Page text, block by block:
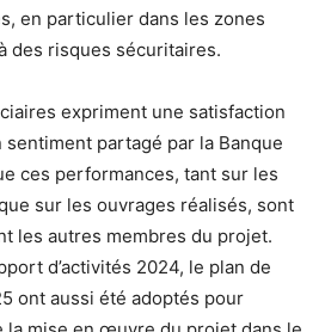
en particulier dans les zones
des risques sécuritaires.
expriment une satisfaction
partagé par la Banque
ces performances, tant sur les
sur les ouvrages réalisés, sont
les autres membres du projet.
d’activités 2024, le plan de
ont aussi été adoptés pour